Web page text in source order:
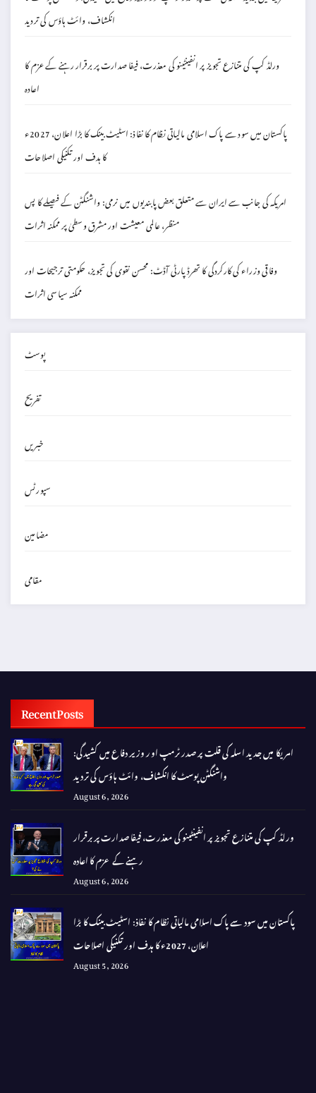
انکشاف، وائٹ ہاؤس کی تردید
ورلڈ کپ کی متنازع تجویز پر انفینٹینو کی معذرت، فیفا صدارت پر برقرار رہنے کے عزم کا
اعادہ
پاکستان میں سود سے پاک اسلامی مالیاتی نظام کا نفاذ: اسٹیٹ بینک کا بڑا اعلان، 2027ء
کا ہدف اور تکنیکی اصلاحات
امریکہ کی جانب سے ایران سے متعلق بعض پابندیوں میں نرمی: واشنگٹن کے فیصلے کا پس
منظر، عالمی معیشت اور مشرق وسطیٰ پر ممکنہ اثرات
وفاقی وزراء کی کارکردگی کا تھرڈ پارٹی آڈٹ: محسن نقوی کی تجویز، حکومتی ترجیحات اور
ممکنہ سیاسی اثرات
پوسٹ
تفریح
خبریں
سپورٹس
مضامین
مقامی
Recent Posts
امریکا میں جدید اسلہ کی قلت پر صدر ٹرمپ اور وزیر دفاع میں کشیدگی:
واشنگٹن پوسٹ کا انکشاف، وائٹ ہاؤس کی تردید
August 6, 2026
ورلڈ کپ کی متنازع تجویز پر انفینٹینو کی معذرت، فیفا صدارت پر برقرار
رہنے کے عزم کا اعادہ
August 6, 2026
پاکستان میں سود سے پاک اسلامی مالیاتی نظام کا نفاذ: اسٹیٹ بینک کا بڑا
اعلان، 2027ء کا ہدف اور تکنیکی اصلاحات
August 5, 2026